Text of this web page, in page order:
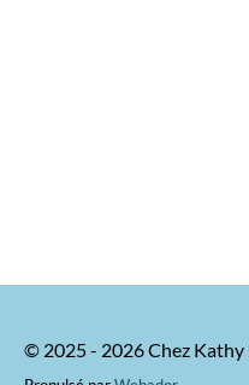
© 2025 - 2026 Chez